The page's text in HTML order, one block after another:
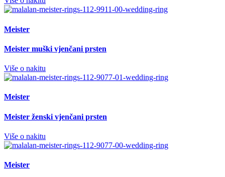
Meister
Meister muški vjenčani prsten
Više o nakitu
Meister
Meister ženski vjenčani prsten
Više o nakitu
Meister